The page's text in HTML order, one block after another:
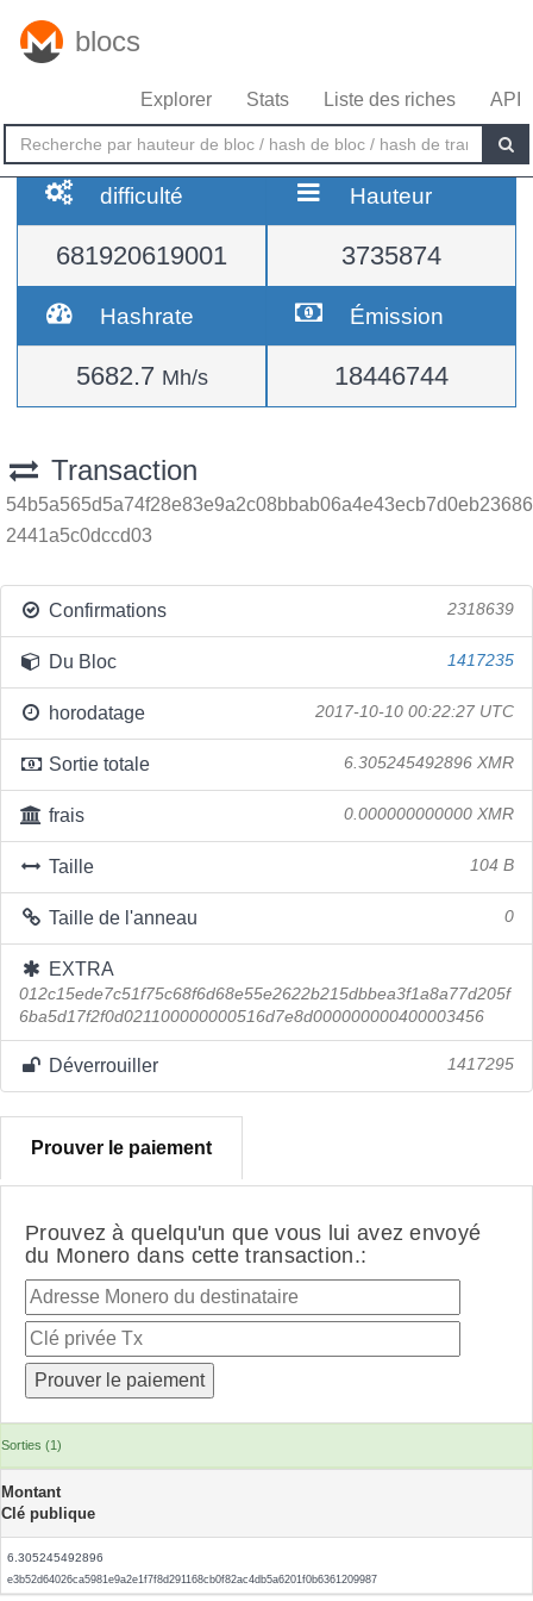
blocs
Explorer Stats Liste des riches API
difficulté
681920619001
Hauteur
3735874
Hashrate
5682.7 Mh/s
Émission
18446744
Transaction
54b5a565d5a74f28e83e9a2c08bbab06a4e43ecb7d0eb23686
2441a5c0dccd03
Confirmations 2318639
Du Bloc 1417235
horodatage 2017-10-10 00:22:27 UTC
Sortie totale 6.305245492896 XMR
frais 0.000000000000 XMR
Taille 104 B
Taille de l'anneau 0
EXTRA
012c15ede7c51f75c68f6d68e55e2622b215dbbea3f1a8a77d205f
6ba5d17f2f0d021100000000516d7e8d000000000400003456
Déverrouiller 1417295
Prouver le paiement
Prouvez à quelqu'un que vous lui avez envoyé
du Monero dans cette transaction.:
Sorties (1)
Montant
Clé publique
6.305245492896
e3b52d64026ca5981e9a2e1f7f8d291168cb0f82ac4db5a6201f0b6361209987